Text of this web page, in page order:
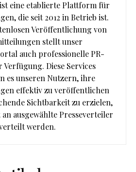
eine etablierte Plattform für
die seit 2012 in Betrieb ist.
Veröffentlichung von
stellt unser
auch professionelle PR-
Verfügung. Diese Services
es unseren Nutzern, ihre
effektiv zu veröffentlichen
Sichtbarkeit zu erzielen,
ausgewählte Presseverteiler
werden.